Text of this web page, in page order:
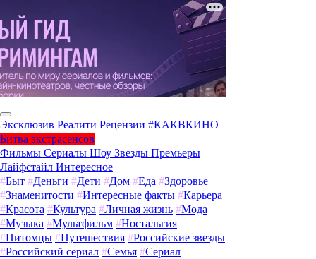
Эксклюзив Реалити Рецензии #КАКВКИНО
Битва экстрасенсов
Фильмы Сериалы Шоу Звезды Премьеры
Лайфстайл Интересное
#Быт #Деньги #Дети #Дом #Еда #Здоровье
#Знаменитости #Интересные факты #Карьера
#Красота #Культура #Личная жизнь #Мода
#Музыка #Мультфильм #Ностальгия
#Питомцы #Путешествия #Российские звезды
#Российский сериал #Семья #Сериал